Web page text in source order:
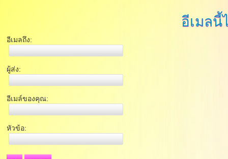
อีเมลนี้
อีเมลถึง:
ผู้ส่ง:
อีเมล์ของคุณ:
หัวข้อ: